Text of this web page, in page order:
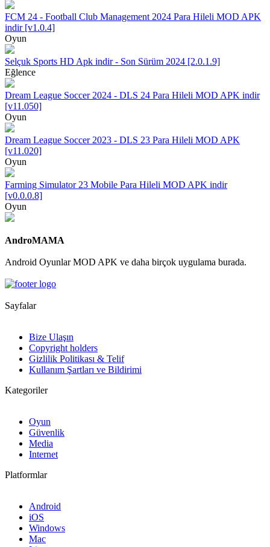
FCM 24 - Football Club Management 2024 Para Hileli MOD APK
indir [v1.0.4]
Oyun
Selçuk Sports HD Apk indir - Son Sürüm 2024 [2.0.1.9]
Eğlence
Dream League Soccer 2024 - DLS 24 Para Hileli MOD APK indir
[v11.050]
Oyun
Dream League Soccer 2023 - DLS 23 Para Hileli MOD APK
[v11.020]
Oyun
Farming Simulator 23 Mobile Para Hileli MOD APK indir
[v0.0.0.8]
Oyun
AndroMAMA
Android Oyunlar MOD APK ve daha birçok uygulama burada.
Sayfalar
Bize Ulaşın
Copyright holders
Gizlilik Politikası & Telif
Kullanım Şartları ve Bildirimi
Kategoriler
Oyun
Güvenlik
Media
Internet
Platformlar
Android
iOS
Windows
Mac